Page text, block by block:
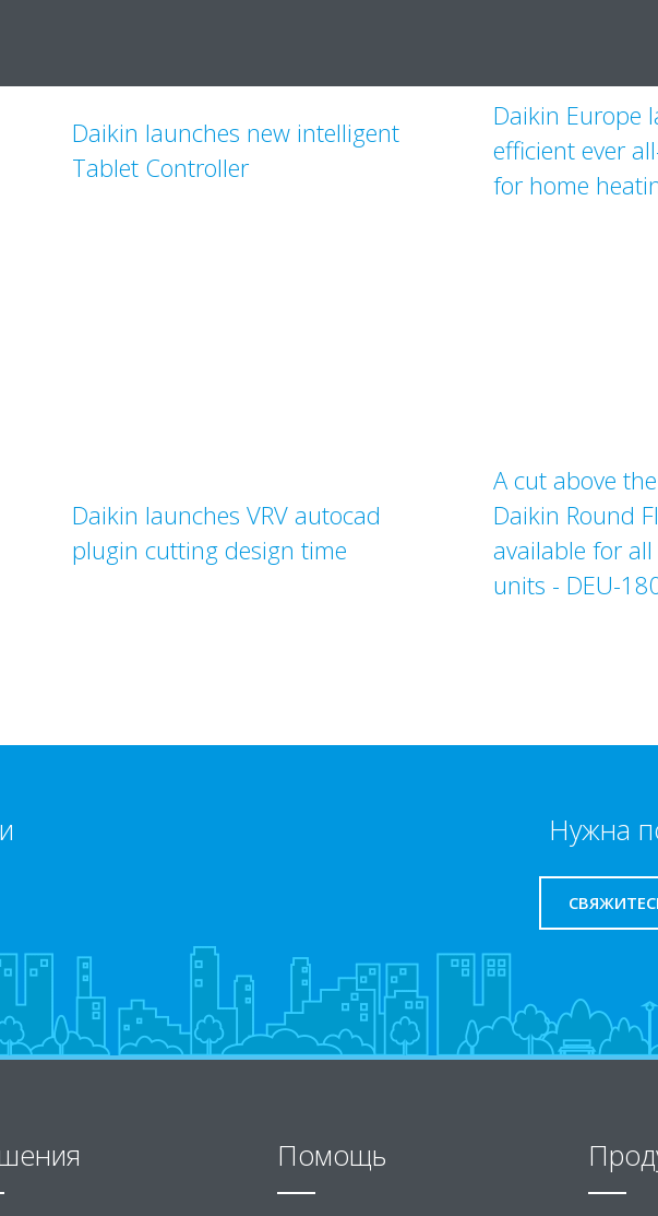
Daikin launches new intelligent
Tablet Controller
Daikin Europe
efficient ever
for home
Daikin launches VRV autocad
plugin cutting design time
A cut above
Daikin Round
available for
units - DEU-
Нужна
Помощь